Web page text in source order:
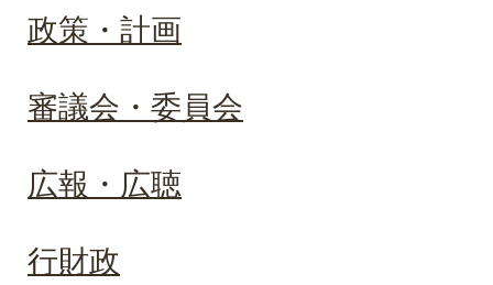
政策・計画
審議会・委員会
広報・広聴
行財政